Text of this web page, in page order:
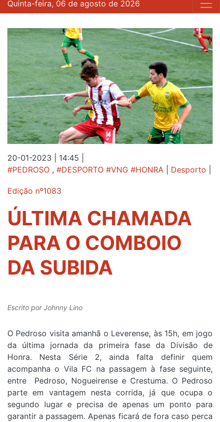
Quinta-feira, 06 de agosto de 2026
20-01-2023 | 14:45
#PEDROSO , #DESPORTO #VNG #HONRA Desporto
Edição nº1083
ÚLTIMA CHAMADA
PARA O COMBOIO
DA SUBIDA
Escrito porJohnny Lino
O Pedroso visita amanhã o Leverense, às 15h, em jogo
da última jornada da primeira fase da Divisão de
Honra. Nesta Série 2, ainda falta definir quem
acompanha o Vila FC na passagem à fase seguinte,
entre Pedroso, Nogueirense e Crestuma. O Pedroso
parte em vantagem nesta corrida, já que ocupa o
segundo lugar e precisa de apenas um ponto para
garantir a passagem. Apenas ficará de fora caso perca